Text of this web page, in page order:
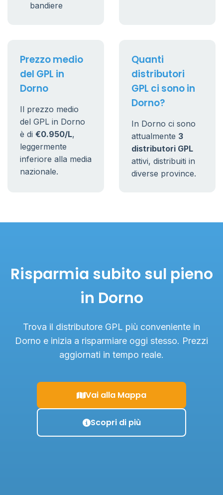
bandiere
Prezzo medio
del GPL in
Dorno
Il prezzo medio
del GPL in Dorno
è di €0.950/L,
leggermente
inferiore alla media
nazionale.
Quanti
distributori
GPL ci sono in
Dorno?
In Dorno ci sono
attualmente 3
distributori GPL
attivi, distribuiti in
diverse province.
Risparmia subito sul pieno
in Dorno
Trova il distributore GPL più conveniente in
Dorno e inizia a risparmiare oggi stesso. Prezzi
aggiornati in tempo reale.
Vai alla Mappa
Scopri di più